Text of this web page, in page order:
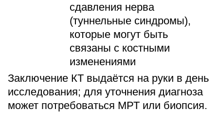
сдавления нерва
(туннельные синдромы),
которые могут быть
связаны с костными
изменениями
Заключение КТ выдаётся на руки в день
исследования; для уточнения диагноза
может потребоваться МРТ или биопсия.